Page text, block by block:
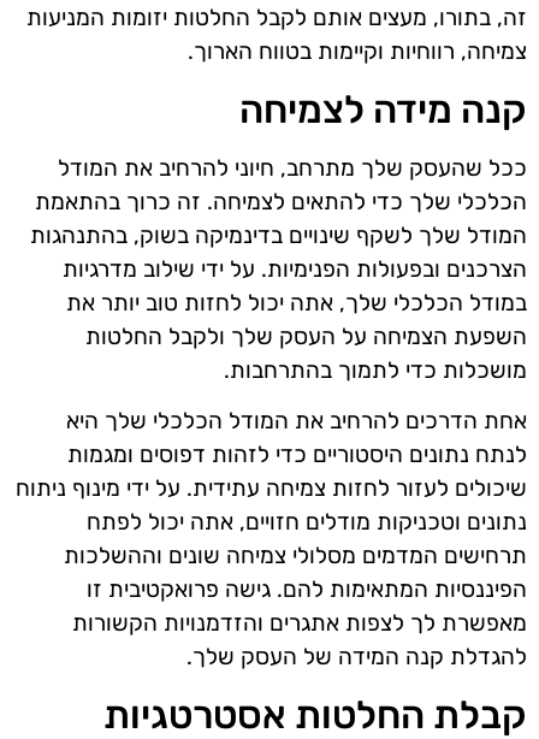
זה, בתורו, מעצים אותם לקבל החלטות יזומות המניעות
צמיחה, רווחיות וקיימות בטווח הארוך.
קנה מידה לצמיחה
ככל שהעסק שלך מתרחב, חיוני להרחיב את המודל
הכלכלי שלך כדי להתאים לצמיחה. זה כרוך בהתאמת
המודל שלך לשקף שינויים בדינמיקה בשוק, בהתנהגות
הצרכנים ובפעולות הפנימיות. על ידי שילוב מדרגיות
במודל הכלכלי שלך, אתה יכול לחזות טוב יותר את
השפעת הצמיחה על העסק שלך ולקבל החלטות
מושכלות כדי לתמוך בהתרחבות.
אחת הדרכים להרחיב את המודל הכלכלי שלך היא
לנתח נתונים היסטוריים כדי לזהות דפוסים ומגמות
שיכולים לעזור לחזות צמיחה עתידית. על ידי מינוף ניתוח
נתונים וטכניקות מודלים חזויים, אתה יכול לפתח
תרחישים המדמים מסלולי צמיחה שונים וההשלכות
הפיננסיות המתאימות להם. גישה פרואקטיבית זו
מאפשרת לך לצפות אתגרים והזדמנויות הקשורות
להגדלת קנה המידה של העסק שלך.
קבלת החלטות אסטרטגיות